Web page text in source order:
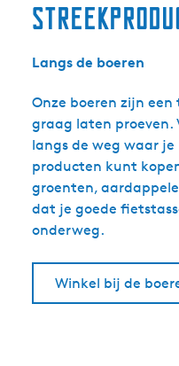
Langs de boeren
Onze boeren zijn
graag laten proeven.
langs de weg waar
producten kunt
groenten,
dat je goede
onderweg.
Winkel bij de